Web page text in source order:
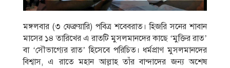
মঙ্গলবার (৩ ফেব্রুয়ারি) পবিত্র শবেবরাত। হিজরি সনের শাবান
মাসের ১৪ তারিখের এ রাতটি মুসলমানদের কাছে ‘মুক্তির রাত’
বা ‘সৌভাগ্যের রাত’ হিসেবে পরিচিত। ধর্মপ্রাণ মুসলমানদের
বিশ্বাস, এ রাতে মহান আল্লাহ তাঁর বান্দাদের জন্য অশেষ